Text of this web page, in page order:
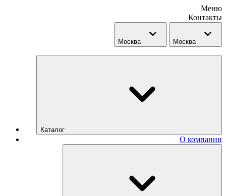
Меню
Контакты
Москва Москва
Каталог
О компании